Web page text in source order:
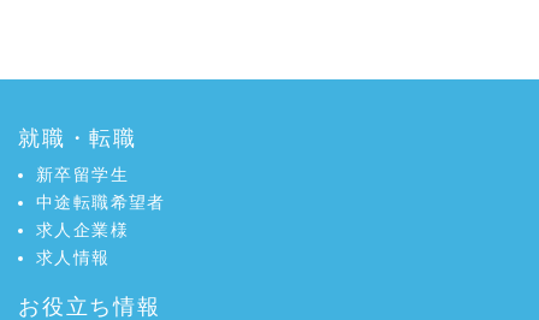
就職・転職
新卒留学生
中途転職希望者
求人企業様
求人情報
お役立ち情報